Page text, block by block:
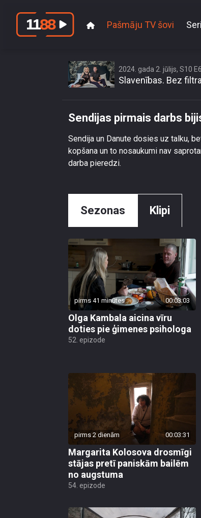
Pašmāju TV šovi
2024. gada 2. jūlijs, S10
Slavenības. Bez filtra
Sendijas pirmais darbs
Sendija un Danute dosies uz talku,
kopšana un to nosaukumi nav
darba pieredzi.
Sezonas Klipi
pirms 41 minūtes 00:03:03
Olga Kambala aicina vīru
doties pie ģimenes psihologa
52. epizode
pirms 2 dienām 00:03:31
Margarita Kolosova drosmīgi
stājas pretī paniskām bailēm
no augstuma
54. epizode